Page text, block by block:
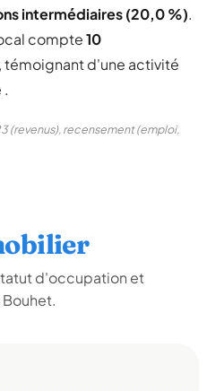
intermédiaires (20,0 %).
compte10
, témoignant d'une activité
(revenus), recensement (emploi,
d'occupation et